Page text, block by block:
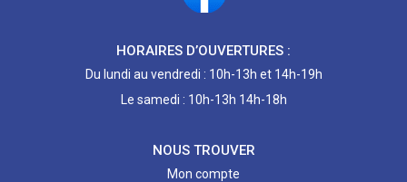
HORAIRES D’OUVERTURES :
Du lundi au vendredi : 10h-13h et 14h-19h
Le samedi : 10h-13h 14h-18h
NOUS TROUVER
Mon compte